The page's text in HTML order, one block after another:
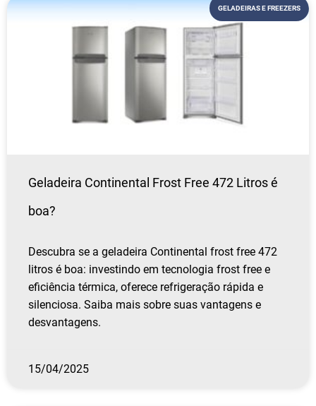
GELADEIRAS E FREEZERS
Geladeira Continental Frost Free 472 Litros é
boa?
Descubra se a geladeira Continental frost free 472
litros é boa: investindo em tecnologia frost free e
eficiência térmica, oferece refrigeração rápida e
silenciosa. Saiba mais sobre suas vantagens e
desvantagens.
15/04/2025